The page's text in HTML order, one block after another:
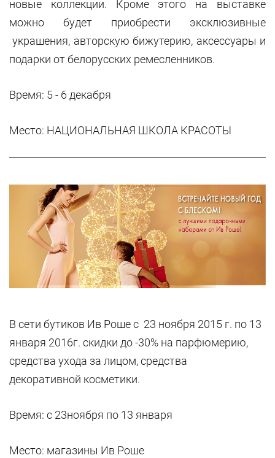
новые коллекции. Кроме этого на выставке
можно будет приобрести эксклюзивные
украшения, авторскую бижутерию, аксессуары и
подарки от белорусских ремесленников.
Время: 5 - 6 декабря
Место: НАЦИОНАЛЬНАЯ ШКОЛА КРАСОТЫ
В сети бутиков Ив Роше с 23 ноября 2015 г. по 13
января 2016г. скидки до -30% на парфюмерию,
средства ухода за лицом, средства
декоративной косметики.
Время: с 23ноября по 13 января
Место: магазины Ив Роше